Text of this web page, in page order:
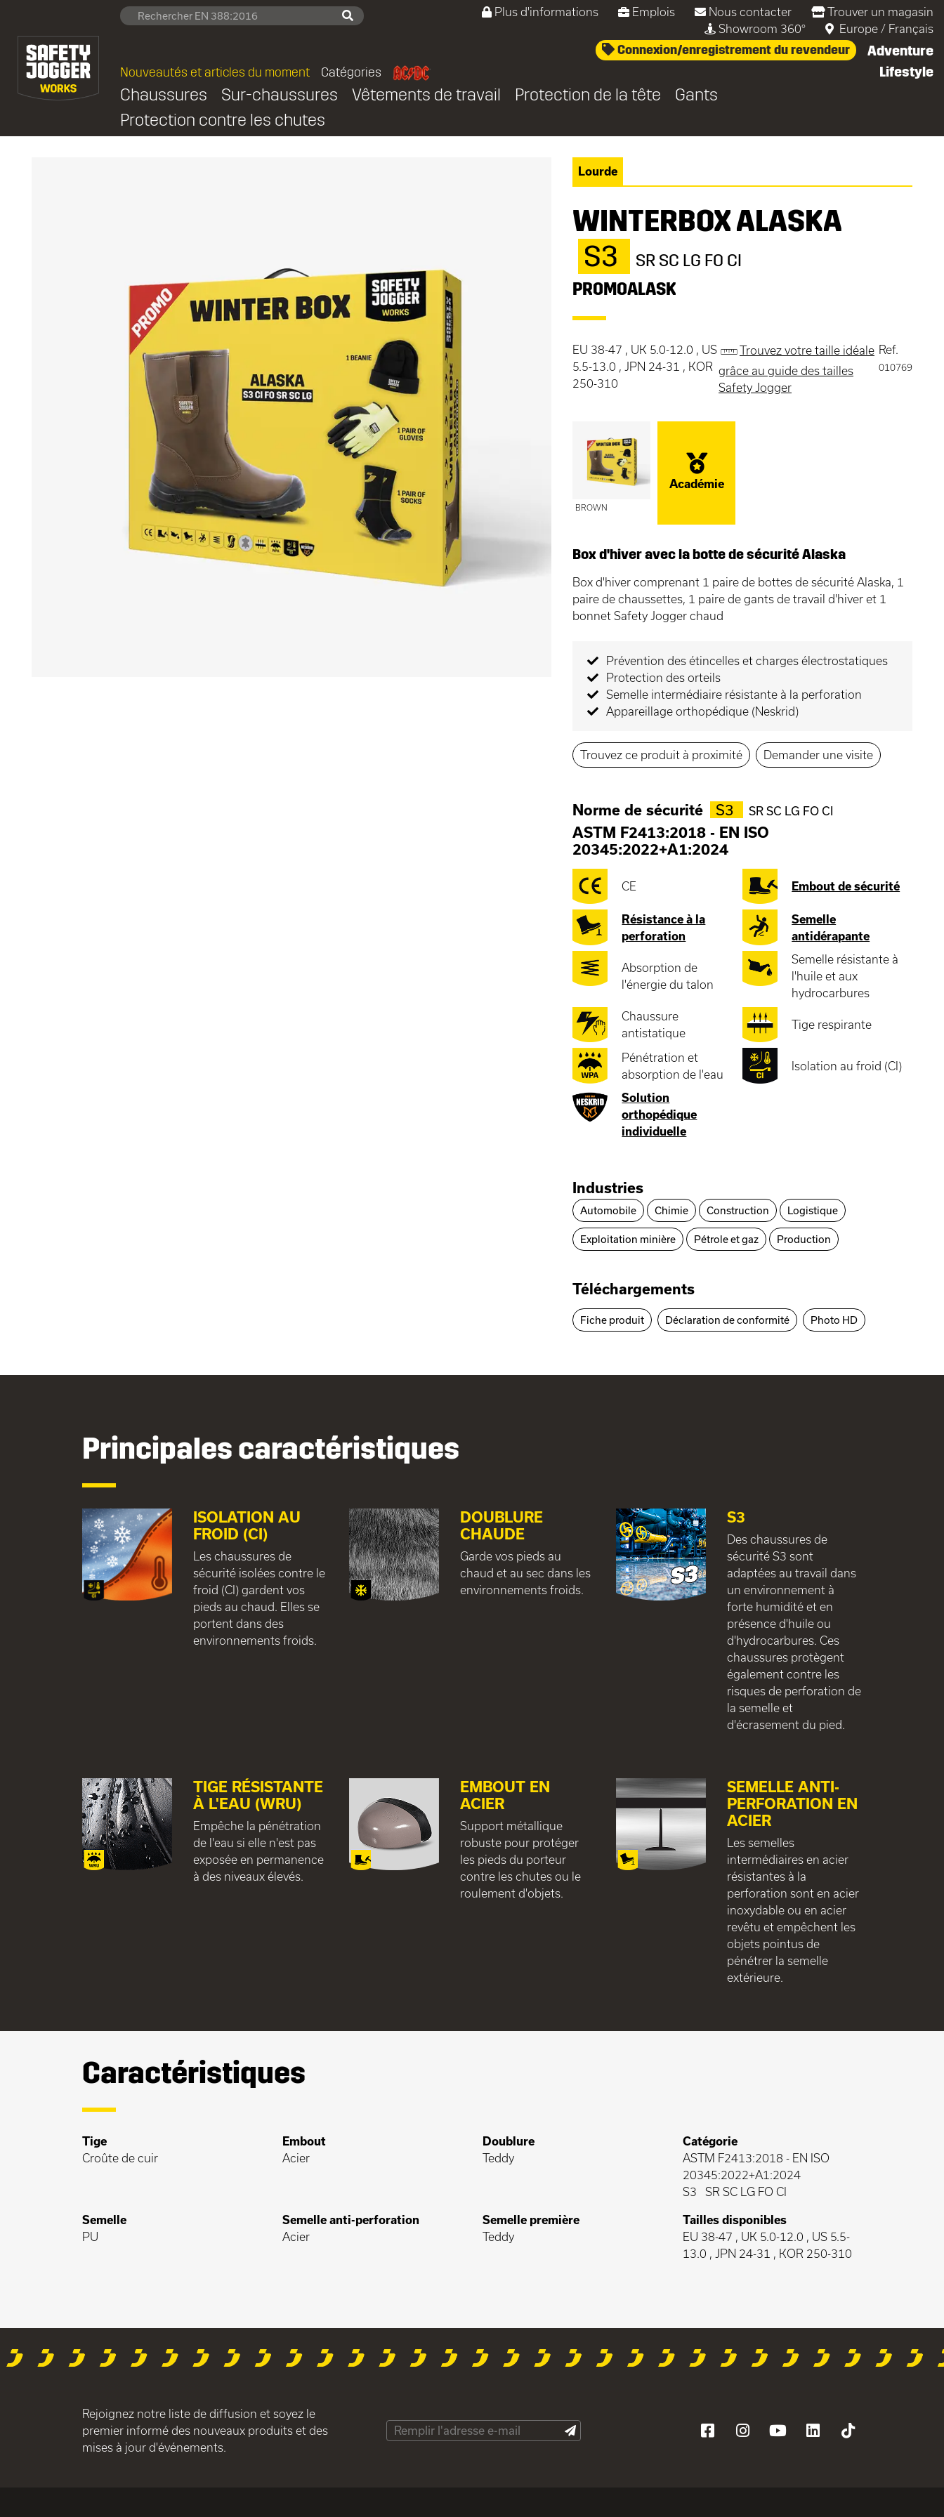
Plus d'informations Emplois Nous contacter
Trouver un magasin
Showroom 360°
Europe / Français
Nouveautés et articles du moment Catégories
Connexion/enregistrement du revendeur
Adventure
Lifestyle
Chaussures Sur-chaussures Vêtements de travail Protection de la tête
Gants
Protection contre les chutes
Lourde
WINTERBOX ALASKA
S3
SR SC LG FO CI
PROMOALASK
EU 38-47 , UK 5.0-12.0 , US
5.5-13.0 , JPN 24-31 , KOR
250-310
Trouvez votre taille idéale
grâce au guide des tailles
Safety Jogger
Ref.
010769
BROWN
Académie
Box d'hiver avec la botte de sécurité Alaska
Box d'hiver comprenant 1 paire de bottes de sécurité Alaska, 1
paire de chaussettes, 1 paire de gants de travail d'hiver et 1
bonnet Safety Jogger chaud
Prévention des étincelles et charges électrostatiques
Protection des orteils
Semelle intermédiaire résistante à la perforation
Appareillage orthopédique (Neskrid)
Trouvez ce produit à proximité Demander une visite
Norme de sécurité S3 SR SC LG FO CI
ASTM F2413:2018 - EN ISO
20345:2022+A1:2024
CE Embout de sécurité
Résistance à la
perforation
Semelle
antidérapante
Absorption de
l'énergie du talon
Semelle résistante à
l'huile et aux
hydrocarbures
Chaussure
antistatique
Tige respirante
Pénétration et
absorption de l'eau
Isolation au froid (CI)
Solution
orthopédique
individuelle
Industries
Automobile Chimie Construction Logistique
Exploitation minière Pétrole et gaz Production
Téléchargements
Fiche produit Déclaration de conformité Photo HD
Principales caractéristiques
ISOLATION AU
FROID (CI)
Les chaussures de
sécurité isolées contre le
froid (CI) gardent vos
pieds au chaud. Elles se
portent dans des
environnements froids.
DOUBLURE
CHAUDE
Garde vos pieds au
chaud et au sec dans les
environnements froids.
S3
Des chaussures de
sécurité S3 sont
adaptées au travail dans
un environnement à
forte humidité et en
présence d'huile ou
d'hydrocarbures. Ces
chaussures protègent
également contre les
risques de perforation de
la semelle et
d'écrasement du pied.
TIGE RÉSISTANTE
À L'EAU (WRU)
Empêche la pénétration
de l'eau si elle n'est pas
exposée en permanence
à des niveaux élevés.
EMBOUT EN
ACIER
Support métallique
robuste pour protéger
les pieds du porteur
contre les chutes ou le
roulement d'objets.
SEMELLE ANTI-
PERFORATION EN
ACIER
Les semelles
intermédiaires en acier
résistantes à la
perforation sont en acier
inoxydable ou en acier
revêtu et empêchent les
objets pointus de
pénétrer la semelle
extérieure.
Caractéristiques
Tige
Croûte de cuir
Embout
Acier
Doublure
Teddy
Catégorie
ASTM F2413:2018 - EN ISO
20345:2022+A1:2024
S3
SR SC LG FO CI
Semelle
PU
Semelle anti-perforation
Acier
Semelle première
Teddy
Tailles disponibles
EU 38-47 , UK 5.0-12.0 , US 5.5-
13.0 , JPN 24-31 , KOR 250-310
Rejoignez notre liste de diffusion et soyez le
premier informé des nouveaux produits et des
mises à jour d'événements.